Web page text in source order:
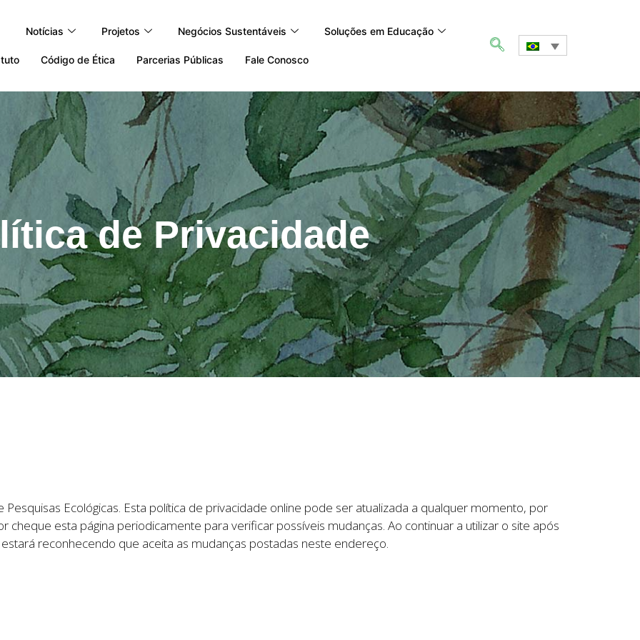
Notícias Projetos Negócios Sustentáveis Soluções em Educação
Código de Ética Parcerias Públicas Fale Conosco
de Privacidade
Ecológicas. Esta política de privacidade online pode ser atualizada a qualquer momento, por
cheque esta página periodicamente para verificar possíveis mudanças. Ao continuar a utilizar o site após
reconhecendo que aceita as mudanças postadas neste endereço.